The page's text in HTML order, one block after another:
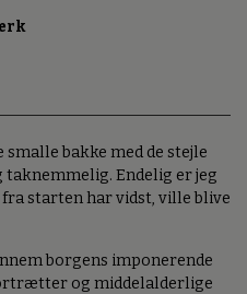
smalle bakke med de stejle
Endelig er jeg
starten har vidst, ville blive
borgens imponerende
og middelalderlige